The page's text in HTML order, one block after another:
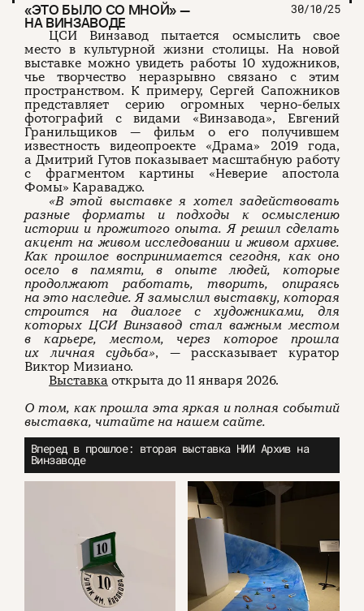
«ЭТО БЫЛО СО МНОЙ» —
НА ВИНЗАВОДЕ
30/10/25
ЦСИ Винзавод пытается осмыслить свое
место в культурной жизни столицы. На новой
выставке можно увидеть работы 10 художников,
чье творчество неразрывно связано с этим
пространством. К примеру, Сергей Сапожников
представляет серию огромных черно-белых
фотографий с видами «Винзавода», Евгений
Гранильщиков — фильм о его получившем
известность видеопроекте «Драма» 2019 года,
а Дмитрий Гутов показывает масштабную работу
с фрагментом картины «Неверие апостола
Фомы» Караваджо.
«В этой выставке я хотел задействовать
разные форматы и подходы к осмыслению
истории и прожитого опыта. Я решил сделать
акцент на живом исследовании и живом архиве.
Как прошлое воспринимается сегодня, как оно
осело в памяти, в опыте людей, которые
продолжают работать, творить, опираясь
на это наследие. Я замыслил выставку, которая
строится на диалоге с художниками, для
которых ЦСИ Винзавод стал важным местом
в карьере, местом, через которое прошла
их личная судьба», — рассказывает куратор
Виктор Мизиано.
Выставка открыта до 11 января 2026.
О том, как прошла эта яркая и полная событий
выставка, читайте на нашем сайте.
Вперед в прошлое: вторая выставка НИИ Архив на
Винзаводе